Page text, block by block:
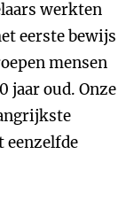
werkten
eerste bewijs
mensen
jaar oud. Onze
eenzelfde